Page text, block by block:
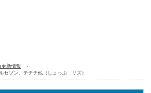
更新情報
セゾン、テチチ他（しょっぷ リズ）